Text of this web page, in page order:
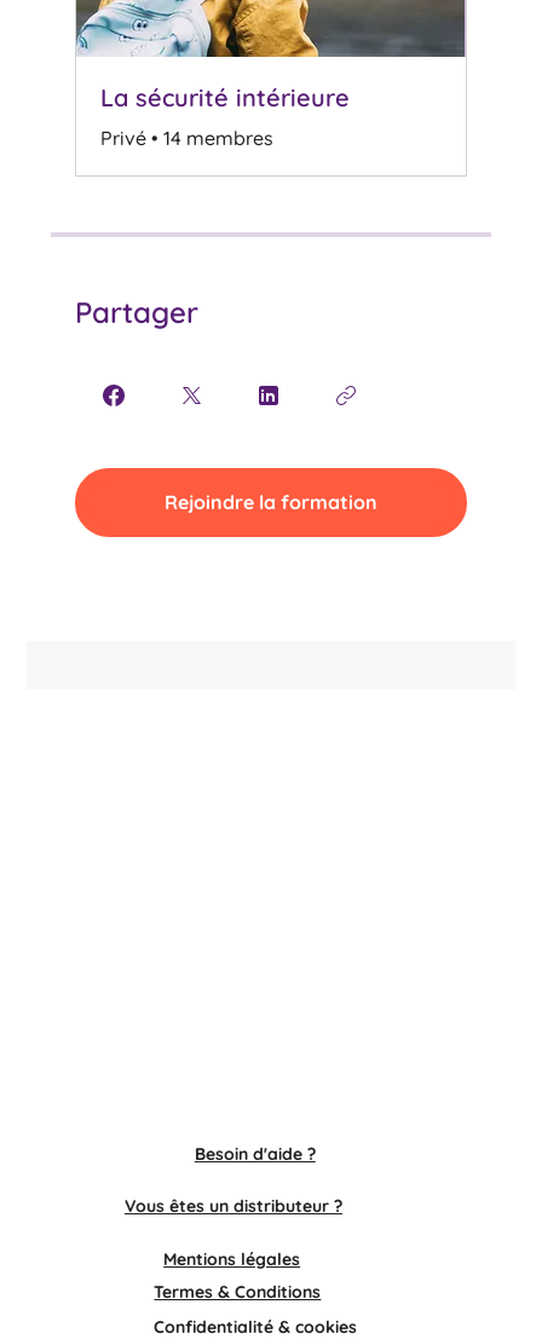
La sécurité intérieure
Privé •14 membres
Partager
Rejoindre la formation
Besoin d'aide ?
Vous êtes un distributeur ?
Mentions légales
Termes & Conditions
Confidentialité & cookies